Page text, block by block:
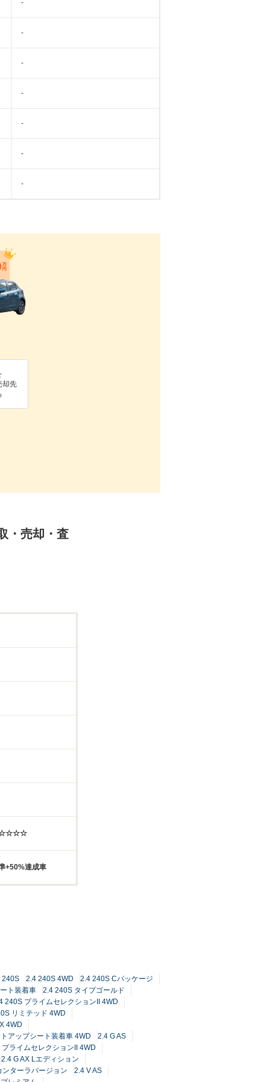
-
-
-
-
-
-
-
却先
・売却・査
+50%達成車
240S 2.4 240S 4WD
2.4 240S Cパッケージ
ト装着車
2.4 240S タイプゴールド
240S プライムセレクションII 4WD
リミテッド 4WD
4WD
アップシート装着車 4WD
2.4 G AS
プライムセレクションII 4WD
2.4 G AX Lエディション
ターラバージョン
2.4 V AS